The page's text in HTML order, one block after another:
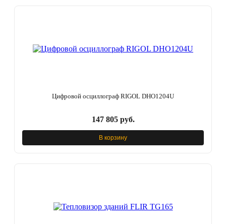
Цифровой осциллограф RIGOL DHO1204U
147 805 руб.
В корзину